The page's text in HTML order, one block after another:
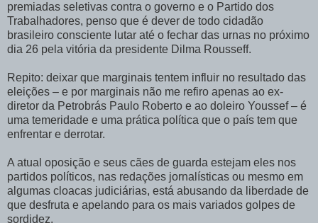
premiadas seletivas contra o governo e o Partido dos
Trabalhadores, penso que é dever de todo cidadão
brasileiro consciente lutar até o fechar das urnas no próximo
dia 26 pela vitória da presidente Dilma Rousseff.
Repito: deixar que marginais tentem influir no resultado das
eleições – e por marginais não me refiro apenas ao ex-
diretor da Petrobrás Paulo Roberto e ao doleiro Youssef – é
uma temeridade e uma prática política que o país tem que
enfrentar e derrotar.
A atual oposição e seus cães de guarda estejam eles nos
partidos políticos, nas redações jornalísticas ou mesmo em
algumas cloacas judiciárias, está abusando da liberdade de
que desfruta e apelando para os mais variados golpes de
sordidez.